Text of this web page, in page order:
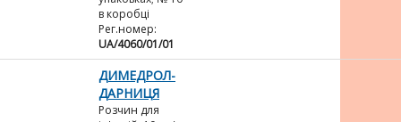
в коробці
Рег.номер:
UA/4060/01/01
ДИМЕДРОЛ-
ДАРНИЦЯ
Розчин для